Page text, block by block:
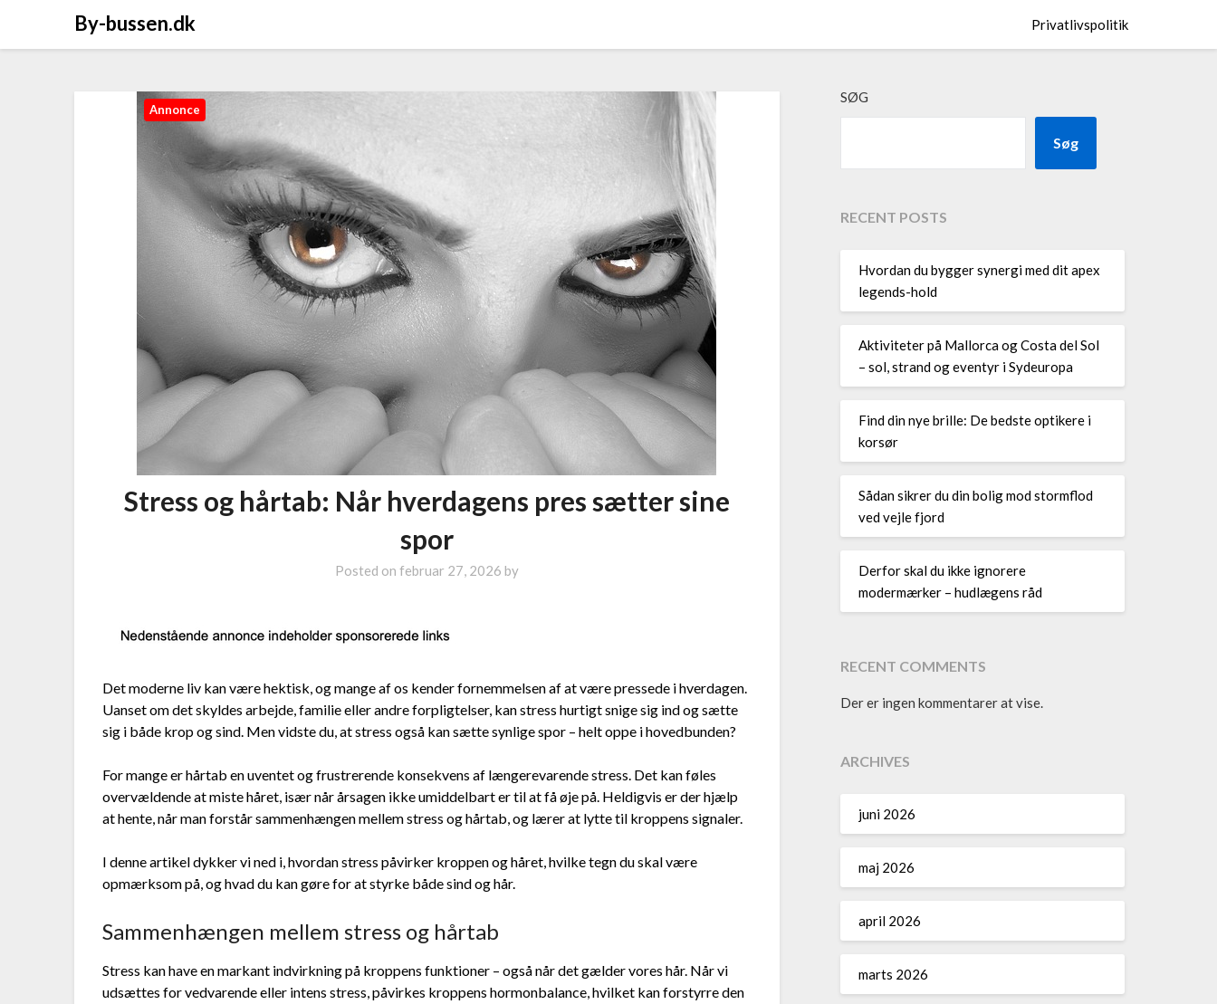
By-bussen.dk Privatlivspolitik
Annonce
Stress og hårtab: Når hverdagens pres sætter sine
spor
Posted on februar 27, 2026 by
Det moderne liv kan være hektisk, og mange af os kender fornemmelsen af at være pressede i hverdagen.
Uanset om det skyldes arbejde, familie eller andre forpligtelser, kan stress hurtigt snige sig ind og sætte
sig i både krop og sind. Men vidste du, at stress også kan sætte synlige spor – helt oppe i hovedbunden?
For mange er hårtab en uventet og frustrerende konsekvens af længerevarende stress. Det kan føles
overvældende at miste håret, især når årsagen ikke umiddelbart er til at få øje på. Heldigvis er der hjælp
at hente, når man forstår sammenhængen mellem stress og hårtab, og lærer at lytte til kroppens signaler.
I denne artikel dykker vi ned i, hvordan stress påvirker kroppen og håret, hvilke tegn du skal være
opmærksom på, og hvad du kan gøre for at styrke både sind og hår.
Sammenhængen mellem stress og hårtab
Stress kan have en markant indvirkning på kroppens funktioner – også når det gælder vores hår. Når vi
udsættes for vedvarende eller intens stress, påvirkes kroppens hormonbalance, hvilket kan forstyrre den
SØG
Søg
RECENT POSTS
Hvordan du bygger synergi med dit apex
legends-hold
Aktiviteter på Mallorca og Costa del Sol
– sol, strand og eventyr i Sydeuropa
Find din nye brille: De bedste optikere i
korsør
Sådan sikrer du din bolig mod stormflod
ved vejle fjord
Derfor skal du ikke ignorere
modermærker – hudlægens råd
RECENT COMMENTS
Der er ingen kommentarer at vise.
ARCHIVES
juni 2026
maj 2026
april 2026
marts 2026